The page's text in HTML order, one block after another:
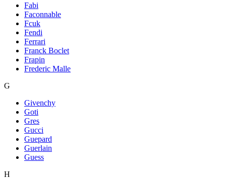
Fabi
Faconnable
Fcuk
Fendi
Ferrari
Franck Boclet
Frapin
Frederic Malle
G
Givenchy
Goti
Gres
Gucci
Guepard
Guerlain
Guess
H